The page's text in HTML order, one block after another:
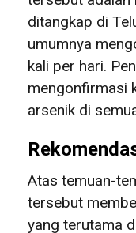
ditangkap di
umumnya
kali per hari.
mengonfirmasi
arsenik di
Atas temuan-
tersebut
yang terutama